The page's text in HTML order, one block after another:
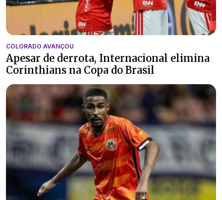
COLORADO AVANÇOU
Apesar de derrota, Internacional elimina
Corinthians na Copa do Brasil